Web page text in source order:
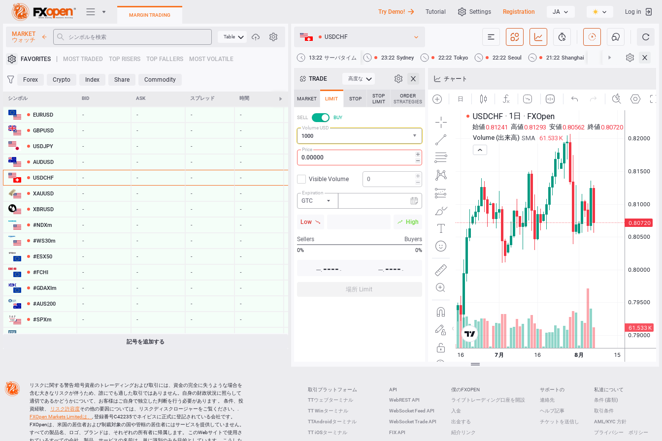
トレーディングプラットフォ
Heatmap
MARGIN TRADING Try Demo! Tutorial Settings Registration JA Log in
MARKET
ウォッチ
Table
FAVORITES MOST TRADED TOP RISERS TOP FALLERS MOST VOLATILE
Forex Crypto Index Share Commodity
シンボル BID ASK スプレッド 時間 変化する
EURUSD - - - -
GBPUSD - - - -
USDJPY - - - -
AUDUSD - - - -
USDCHF - - - -
XAUUSD - - - -
XBRUSD - - - -
#NDXm - - - -
#WS30m - - - -
#ESX50 - - - -
#FCHI - - - -
#GDAXIm - - - -
#AUS200 - - - -
#SPXm - - - -
LTCUSD 45.527 45.633 106 13:22:05
XRPUSD 1.04005 1.04165 160 13:21:49
ETHUSD 1918.014 1918.576 562
記号を追加する
USDCHF
13:22 サーバタイム 23:22 Sydney 22:22 Tokyo 22:22 Seoul 21:22 Shanghai 21:22 Hong Kong
TRADE 高度な
MARKET LIMIT STOP
STOP
LIMIT
ORDER
STRATEGIES
SELL
BUY
Volume USD
Price
Visible Volume
Expiration
GTC
Low High
Sellers Buyers
0% 0%
---. ---- - ---. ---- -
場所 Limit
チャート
取引プラットフォーム
TTウェブターミナル
TT Winターミナル
TTAndroidターミナル
TT iOSターミナル
API
WebREST API
WebSocket Feed API
WebSocket Trade API
FIX API
僕のFXOPEN
ライブトレーディング口座を開設
入金
出金する
紹介リンク
サポートの
連絡先
ヘルプ記事
チケットを送信し
私達について
条件 (書類)
取引条件
AML/KYC 方針
プライバシー ポリシー
リスクに関する警告:暗号資産のトレーディングおよび取引には、資金の完全に失うような場合を
含む大きなリスクが伴うため、誰にでも適した取引ではありません。自身の財政状況に照らして
適切であるかどうかについて、お客様はご自身で独立した判断を行う必要があります 。 条件、投
資経験、
リスク許容度その他の要因については、リスクディスクロージャーをご覧ください。.
FXOpen Markets Limitedは、
, 登録番号C42235でネイビスに正式に登記されている会社です。
FXOpenは、米国の居住者および制裁対象の国や管轄の居住者にはサービスを提供していません。
すべての製品名、ロゴ、ブランドは、それぞれの所有者に帰属します。 このWebサイトで使用さ